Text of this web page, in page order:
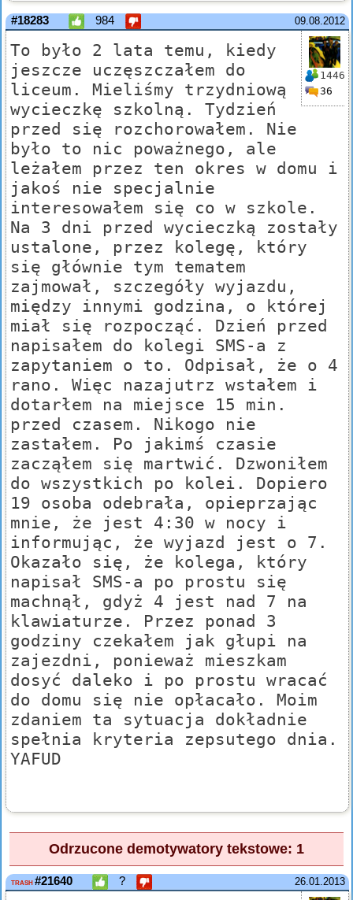
09.08.2012
#18283 984
1446
36
To było 2 lata temu, kiedy
jeszcze uczęszczałem do
liceum. Mieliśmy trzydniową
wycieczkę szkolną. Tydzień
przed się rozchorowałem. Nie
było to nic poważnego, ale
leżałem przez ten okres w domu i
jakoś nie specjalnie
interesowałem się co w szkole.
Na 3 dni przed wycieczką zostały
ustalone, przez kolegę, który
się głównie tym tematem
zajmował, szczegóły wyjazdu,
między innymi godzina, o której
miał się rozpocząć. Dzień przed
napisałem do kolegi SMS-a z
zapytaniem o to. Odpisał, że o 4
rano. Więc nazajutrz wstałem i
dotarłem na miejsce 15 min.
przed czasem. Nikogo nie
zastałem. Po jakimś czasie
zacząłem się martwić. Dzwoniłem
do wszystkich po kolei. Dopiero
19 osoba odebrała, opieprzając
mnie, że jest 4:30 w nocy i
informując, że wyjazd jest o 7.
Okazało się, że kolega, który
napisał SMS-a po prostu się
machnął, gdyż 4 jest nad 7 na
klawiaturze. Przez ponad 3
godziny czekałem jak głupi na
zajezdni, ponieważ mieszkam
dosyć daleko i po prostu wracać
do domu się nie opłacało. Moim
zdaniem ta sytuacja dokładnie
spełnia kryteria zepsutego dnia.
YAFUD
Odrzucone demotywatory tekstowe: 1
26.01.2013
TRASH #21640 ?